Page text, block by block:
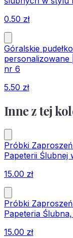
0.50 zł
Góralskie
personalizowane
nr 6
5.50 zł
Inne z tej
Próbki
Papeterii Ślubnej
15.00 zł
Próbki
Papeteria
15.00 zł